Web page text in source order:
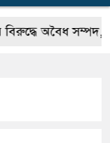
অবৈধ সম্পদ,